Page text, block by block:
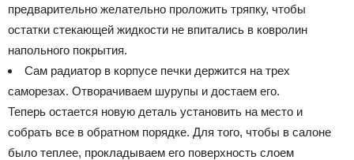
предварительно желательно проложить тряпку, чтобы
остатки стекающей жидкости не впитались в ковролин
напольного покрытия.
Сам радиатор в корпусе печки держится на трех
саморезах. Отворачиваем шурупы и достаем его.
Теперь остается новую деталь установить на место и
собрать все в обратном порядке. Для того, чтобы в салоне
было теплее, прокладываем его поверхность слоем